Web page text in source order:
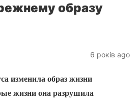
образу
6 років ago
изменила образ жизни
жизни она разрушила